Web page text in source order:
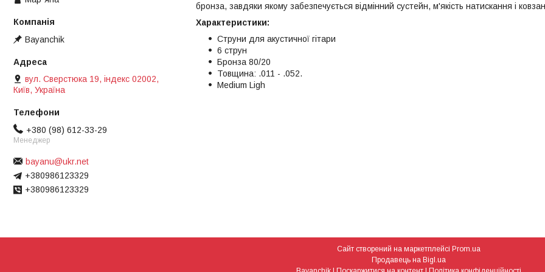
бронза, завдяки якому забезпечується відмінний сустейн, м'якість натискання і
Характеристики:
Струни для акустичної гітари
6 струн
Бронза 80/20
Товщина: .011 - .052.
Medium Ligh
Bayanchik
вул. Сверстюка 19, індекс 02002,
Київ, Україна
+380 (98) 612-33-29
Менеджер
bayanu@ukr.net
+380986123329
+380986123329
Сайт створений на маркетплейсі Prom.ua
Продавець на Bigl.ua